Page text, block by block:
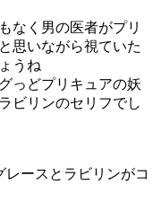
なく男の医者がプリ
思いながら視ていた
うね
っどプリキュアの妖
ビリンのセリフでし
ースとラビリンがコ